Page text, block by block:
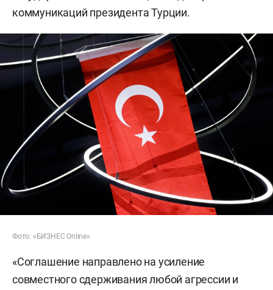
коммуникаций президента Турции.
Фото: «БИЗНЕС Online»
«Соглашение направлено на усиление
совместного сдерживания любой агрессии и